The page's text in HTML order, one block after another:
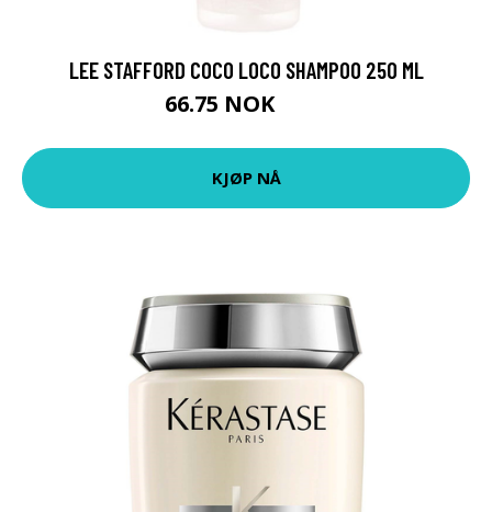
LEE STAFFORD COCO LOCO SHAMPOO 250 ML
66.75 NOK
KJØP NÅ